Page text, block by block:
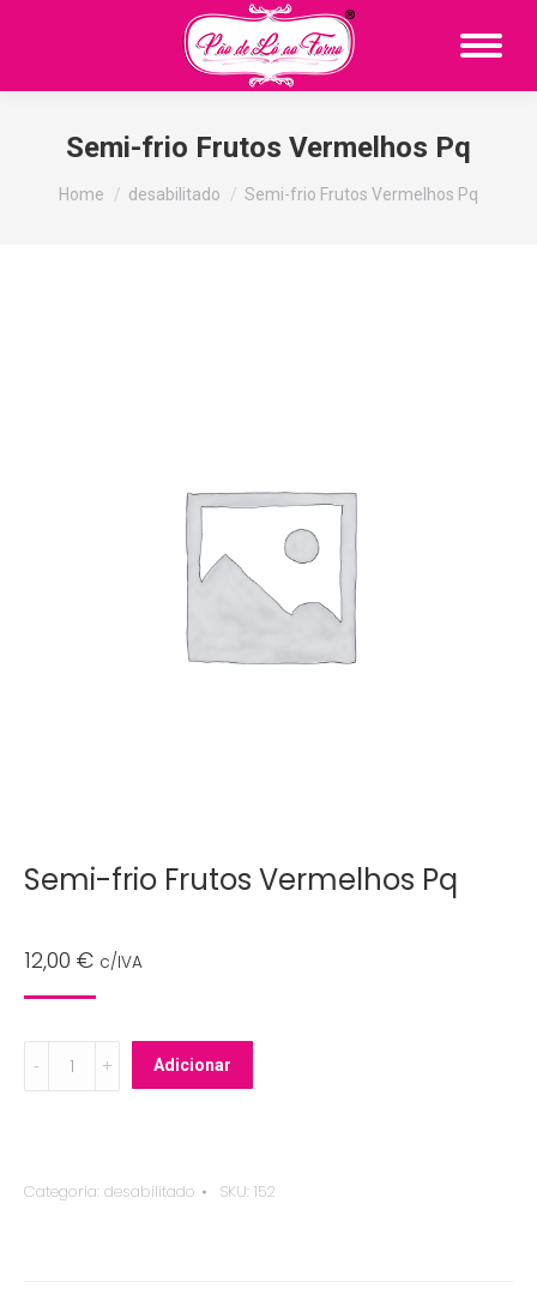
Semi-frio Frutos Vermelhos Pq
You are here:
Home desabilitado Semi-frio Frutos Vermelhos Pq
Semi-frio Frutos Vermelhos Pq
12,00 € c/IVA
Semi-
frio
quantity
Adicionar
Categoria: desabilitado SKU: 152